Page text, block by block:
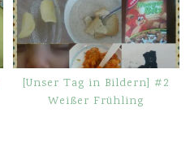
[Unser Tag in Bildern] #2
Weißer Frühling